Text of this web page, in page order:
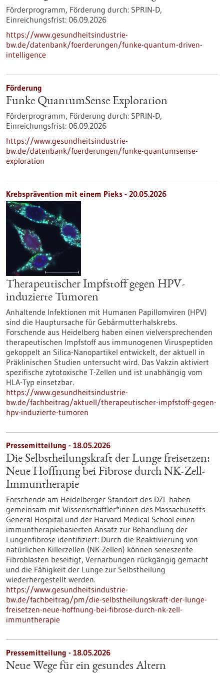
Förderprogramm, Förderung durch: SPRIN-D,
Einreichungsfrist: 06.09.2026
https://www.gesundheitsindustrie-
bw.de/datenbank/foerderungen/funke-quantum-driven-
intelligence
Förderung
Funke QuantumSense Exploration
Förderprogramm, Förderung durch: SPRIN-D,
Einreichungsfrist: 06.09.2026
https://www.gesundheitsindustrie-
bw.de/datenbank/foerderungen/funke-quantumsense-
exploration
Krebsprävention mit einem Pieks - 20.05.2026
Therapeutischer Impfstoff gegen HPV-
induzierte Tumoren
Anhaltende Infektionen mit Humanen Papillomviren (HPV)
sind die Hauptursache für Gebärmutterhalskrebs.
Forschende aus Heidelberg haben einen vielversprechenden
therapeutischen Impfstoff aus immunogenen Viruspeptiden
gekoppelt an Silica-Nanopartikel entwickelt, der aktuell in
Präklinischen Studien untersucht wird. Das Vakzin aktiviert
spezifische zytotoxische T-Zellen und ist unabhängig vom
HLA-Typ einsetzbar.
https://www.gesundheitsindustrie-
bw.de/fachbeitrag/aktuell/therapeutischer-impfstoff-gegen-
hpv-induzierte-tumoren
Pressemitteilung - 18.05.2026
Die Selbstheilungskraft der Lunge freisetzen:
Neue Hoffnung bei Fibrose durch NK-Zell-
Immuntherapie
Forschende am Heidelberger Standort des DZL haben
gemeinsam mit Wissenschaftler*innen des Massachusetts
General Hospital und der Harvard Medical School einen
immuntherapiebasierten Ansatz zur Behandlung der
Lungenfibrose identifiziert: Durch die Reaktivierung von
natürlichen Killerzellen (NK-Zellen) können seneszente
Fibroblasten beseitigt, Vernarbungen rückgängig gemacht
und die Fähigkeit der Lunge zur Selbstheilung
wiederhergestellt werden.
https://www.gesundheitsindustrie-
bw.de/fachbeitrag/pm/die-selbstheilungskraft-der-lunge-
freisetzen-neue-hoffnung-bei-fibrose-durch-nk-zell-
immuntherapie
Pressemitteilung - 18.05.2026
Neue Wege für ein gesundes Altern